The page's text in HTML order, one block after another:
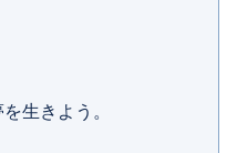
生きよう。